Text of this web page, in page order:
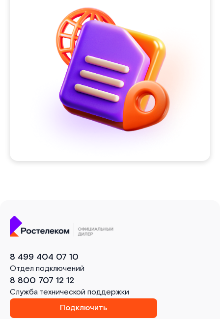
8 499 404 07 10
Отдел подключений
8 800 707 12 12
Служба технической поддержки
Подключить